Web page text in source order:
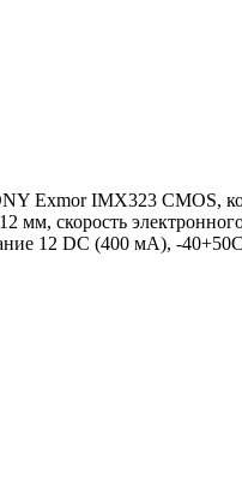
IMX323 CMOS,
скорость
12 DC (400 мА), -